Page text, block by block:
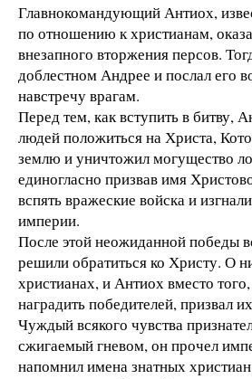
Главнокомандующий Антиох,
по отношению к христианам,
внезапного вторжения персов.
доблестном Андрее и послал его
навстречу врагам.
Перед тем, как вступить в битву,
людей положиться на Христа,
землю и уничтожил могущество
единогласно призвав имя
вспять вражеские войска и
империи.
После этой неожиданной победы
решили обратиться ко Христу. О
христианах, и Антиох вместо
наградить победителей, призвал
Чуждый всякого чувства
сжигаемый гневом, он прочел
напомнил имена знатных